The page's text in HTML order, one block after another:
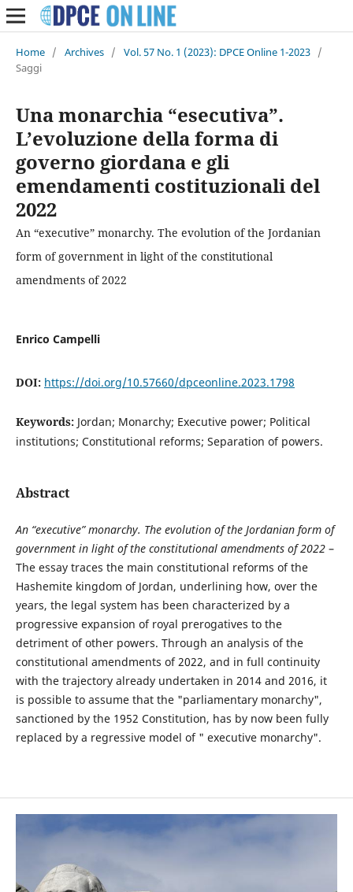
Home / Archives / Vol. 57 No. 1 (2023): DPCE Online 1-2023 /
Saggi
Una monarchia “esecutiva”.
L’evoluzione della forma di
governo giordana e gli
emendamenti costituzionali del
2022
An “executive” monarchy. The evolution of the Jordanian
form of government in light of the constitutional
amendments of 2022
Enrico Campelli
DOI: https://doi.org/10.57660/dpceonline.2023.1798
Keywords: Jordan; Monarchy; Executive power; Political
institutions; Constitutional reforms; Separation of powers.
Abstract
An “executive” monarchy. The evolution of the Jordanian form of
government in light of the constitutional amendments of 2022–
The essay traces the main constitutional reforms of the
Hashemite kingdom of Jordan, underlining how, over the
years, the legal system has been characterized by a
progressive expansion of royal prerogatives to the
detriment of other powers. Through an analysis of the
constitutional amendments of 2022, and in full continuity
with the trajectory already undertaken in 2014 and 2016, it
is possible to assume that the "parliamentary monarchy",
sanctioned by the 1952 Constitution, has by now been fully
replaced by a regressive model of " executive monarchy".